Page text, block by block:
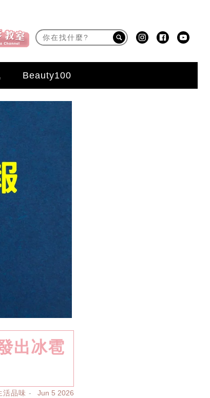
Beauty100
出冰雹
活品味 Jun 5 2026